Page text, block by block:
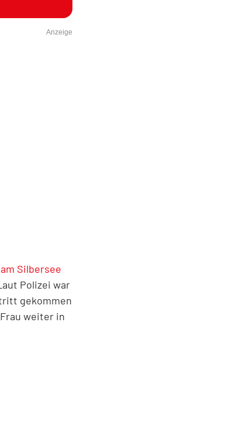
Anzeige
Silbersee
Polizei war
gekommen
weiter in